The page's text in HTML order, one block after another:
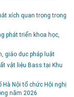
xích quan trọng trong
phát triển khoa học,
giáo dục pháp luật
vật liệu Bass tại Khu
Hà Nội tổ chức Hội nghị
năm 2026